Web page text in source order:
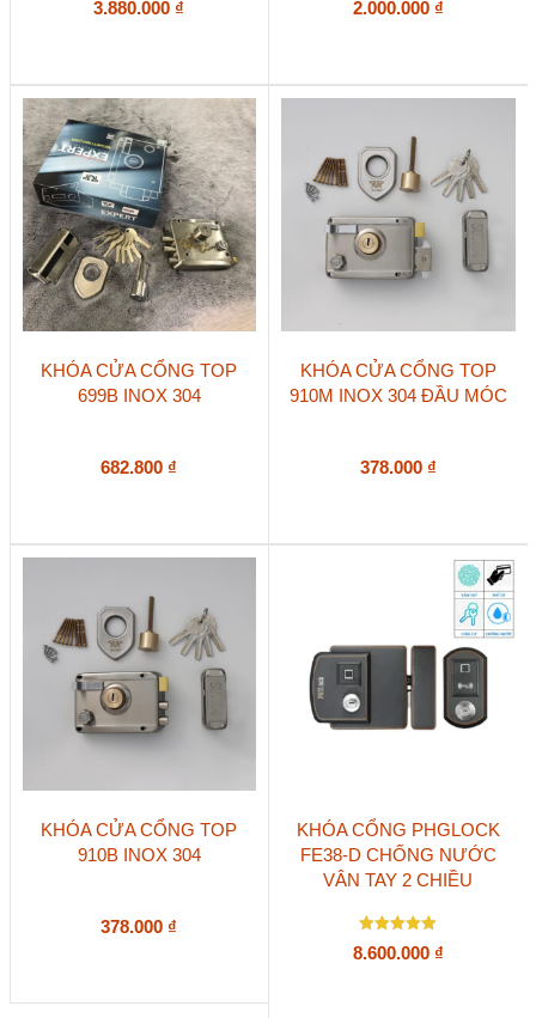
3.880.000 ₫ 2.000.000 ₫
KHÓA CỬA CỔNG TOP
699B INOX 304
682.800 ₫
KHÓA CỬA CỔNG TOP
910M INOX 304 ĐẦU MÓC
378.000 ₫
KHÓA CỬA CỔNG TOP
910B INOX 304
378.000 ₫
KHÓA CỔNG PHGLOCK
FE38-D CHỐNG NƯỚC
VÂN TAY 2 CHIỀU
Được xếp
hạng
8.600.000 ₫